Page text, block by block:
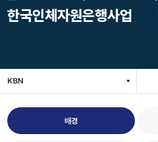
한국인체자원은행사업
KBN
배경